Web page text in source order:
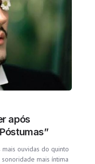
após
ouvidas do quinto
mais íntima